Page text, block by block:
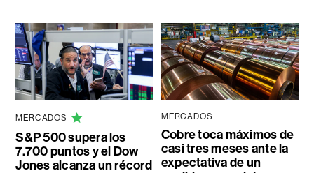
MERCADOS
S&P 500 supera los
7.700 puntos y el Dow
Jones alcanza un récord
MERCADOS
Cobre toca máximos de
casi tres meses ante la
expectativa de un